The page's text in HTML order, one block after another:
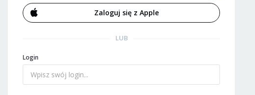
Zaloguj się z Apple
LUB
Login